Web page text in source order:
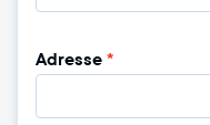
Adresse*